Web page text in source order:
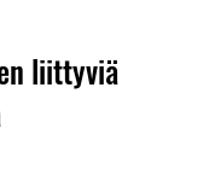
liittyviä